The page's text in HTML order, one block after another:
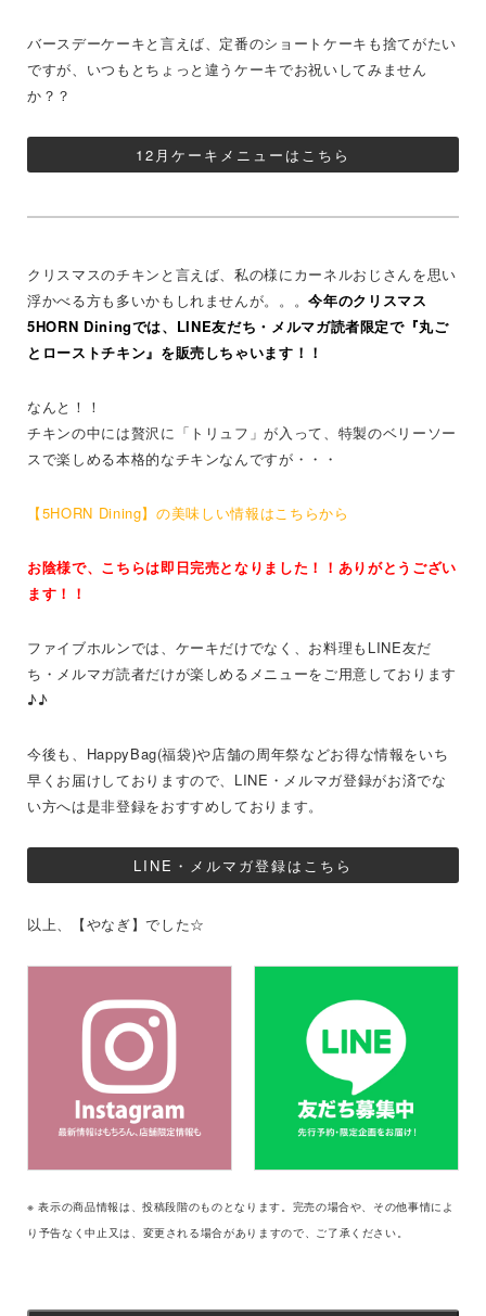
バースデーケーキと言えば、定番のショートケーキも捨てがたい
ですが、いつもとちょっと違うケーキでお祝いしてみません
か？？
12月ケーキメニューはこちら
クリスマスのチキンと言えば、私の様にカーネルおじさんを思い
浮かべる方も多いかもしれませんが。。。今年のクリスマス
5HORN Diningでは、LINE友だち・メルマガ読者限定で『丸ご
とローストチキン』を販売しちゃいます！！
なんと！！
チキンの中には贅沢に「トリュフ」が入って、特製のベリーソー
スで楽しめる本格的なチキンなんですが・・・
【5HORN Dining】の美味しい情報はこちらから
お陰様で、こちらは即 日完売となりました！！ありがとうござい
ます！！
ファイブホルンでは、ケーキだけでなく、お料理もLINE友だ
ち・メルマガ読者だけが楽しめるメニューをご用意しております
♪♪
今後も、HappyBag(福袋)や店舗の周年祭などお得な情報をいち
早くお届けしておりますので、LINE・メルマガ登録がお済でな
い方へは是非登録をおすすめしております。
LINE・メルマガ登録はこちら
以上、【やなぎ】でした☆
※ 表示の商品情報は、投稿段階のものとなります。完売の場合や、その他事情によ
り予告なく中止又は、変更される場合がありますので、ご了承ください。